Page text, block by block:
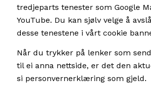
tredjeparts tenester som Google
YouTube. Du kan sjølv velge å
desse tenestene i vårt cookie
Når du trykker på lenker som
til ei anna nettside, er det den
si personvernerklæring som gjeld.